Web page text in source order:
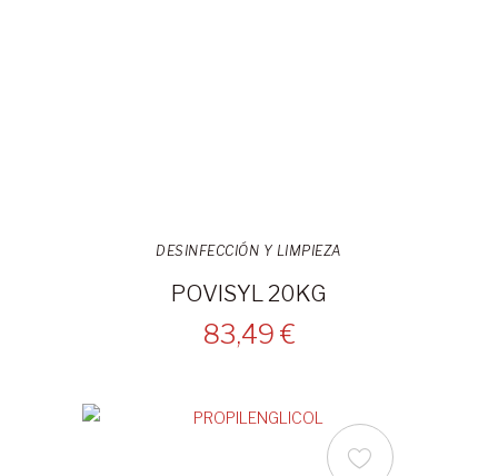
DESINFECCIÓN Y LIMPIEZA
POVISYL 20KG
83,49 €